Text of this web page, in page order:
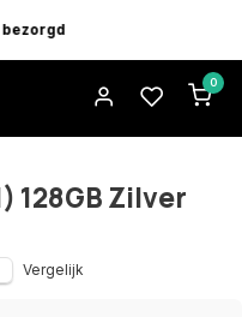
0
128GB Zilver
Vergelijk